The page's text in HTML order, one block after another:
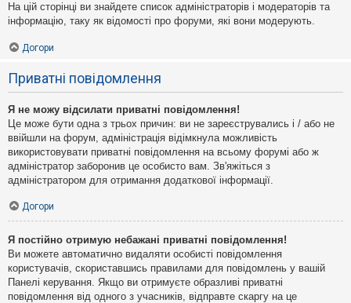
На цій сторінці ви знайдете список адміністраторів і модераторів та
інформацію, таку як відомості про форуми, які вони модерують.
Догори
Приватні повідомлення
Я не можу відсилати приватні повідомлення!
Це може бути одна з трьох причин: ви не зареєструвались і / або не
ввійшли на форум, адміністрація відімкнула можливість
використовувати приватні повідомлення на всьому форумі або ж
адміністратор заборонив це особисто вам. Зв'яжіться з
адміністратором для отримання додаткової інформації.
Догори
Я постійно отримую небажані приватні повідомлення!
Ви можете автоматично видаляти особисті повідомлення
користувачів, скориставшись правилами для повідомлень у вашій
Панелі керування. Якщо ви отримуєте образливі приватні
повідомлення від одного з учасників, відправте скаргу на це